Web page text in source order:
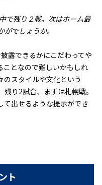
で残り２戦。次はホーム最
でしょうか。
露できるかにこだわってや
ことなので難しいかもしれ
のスタイルや文化という
り2試合、まずは札幌戦。
て出せるような提示ができ
ト